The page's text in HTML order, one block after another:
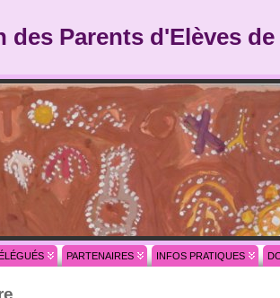
des Parents d'Elèves
PARTENAIRES INFOS PRATIQUES